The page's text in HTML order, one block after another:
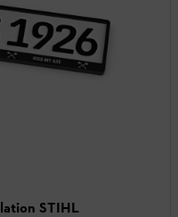
STIHL